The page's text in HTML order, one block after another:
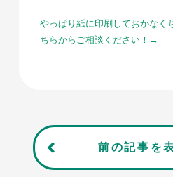
やっぱり紙に印刷しておかなく
ちらからご相談ください！→
前の記事を